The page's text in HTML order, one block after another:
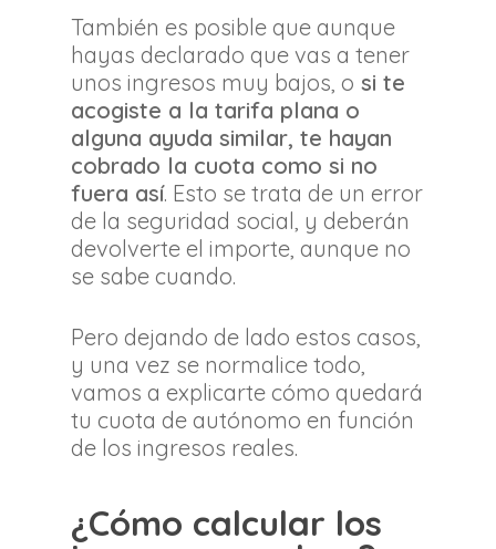
También es posible que aunque
hayas declarado que vas a tener
unos ingresos muy bajos, o si te
acogiste a la tarifa plana o
alguna ayuda similar, te hayan
cobrado la cuota como si no
fuera así. Esto se trata de un error
de la seguridad social, y deberán
devolverte el importe, aunque no
se sabe cuando.
Pero dejando de lado estos casos,
y una vez se normalice todo,
vamos a explicarte cómo quedará
tu cuota de autónomo en función
de los ingresos reales.
¿Cómo calcular los